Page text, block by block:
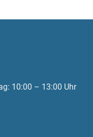
10:00 – 13:00 Uhr